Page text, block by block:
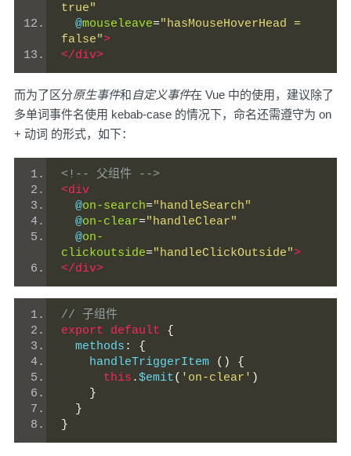
true"
  @
mouseleave="hasMouseHoverHead =
false">
</div>
而为了区分原生事件和自定义事件在 Vue 中的使用，建议除了
多单词事件名使用 kebab-case 的情况下，命名还需遵守为 on
+ 动词 的形式，如下：
<!-- 父组件 -->
<div
  @
on-search="handleSearch"
  @
on-clear="handleClear"
  @
on-
clickoutside="handleClickOutside">
</div>
// 子组件
export
default
{
  methods
:
{
    handleTriggerItem
()
{
this .$emit( 'on-clear' )
}
}
}